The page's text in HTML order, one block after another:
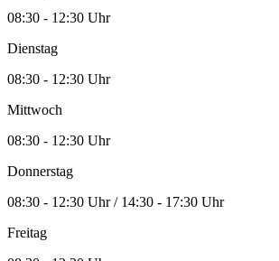
08:30 - 12:30 Uhr
Dienstag
08:30 - 12:30 Uhr
Mittwoch
08:30 - 12:30 Uhr
Donnerstag
08:30 - 12:30 Uhr / 14:30 - 17:30 Uhr
Freitag